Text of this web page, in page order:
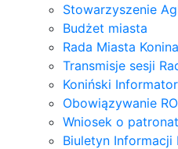
Stowarzyszenie
Budżet miasta
Rada Miasta Konina
Transmisje sesji
Koniński
Obowiązywanie
Wniosek o patronat
Biuletyn Informacji